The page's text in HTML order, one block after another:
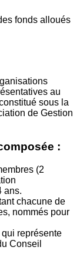
fonds alloués
au
sous la
de Gestion
:
(2
ans.
chacune de
nommés pour
représente
Conseil